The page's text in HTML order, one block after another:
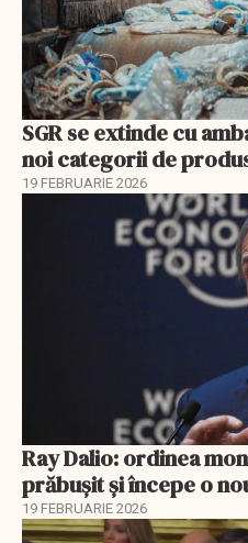
SGR se extinde cu
noi categorii de
19 FEBRUARIE 2026
Ray Dalio: ordinea
prăbușit și începe o
19 FEBRUARIE 2026